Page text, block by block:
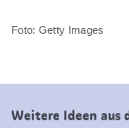
Foto: Getty Images
Weitere Ideen aus